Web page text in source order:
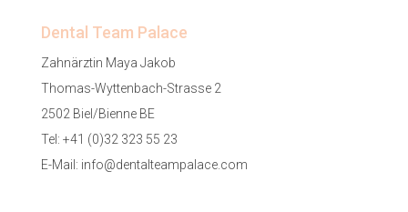
Dental Team Palace
Zahnärztin Maya Jakob
Thomas-Wyttenbach-Strasse 2
2502 Biel/Bienne BE
Tel: +41 (0)32 323 55 23
E-Mail: info@dentalteampalace.com